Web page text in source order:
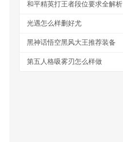
和平精英打王者段位要求全解析
光遇怎么样删好尤
黑神话悟空黑风大王推荐装备
第五人格吸雾刃怎么样做